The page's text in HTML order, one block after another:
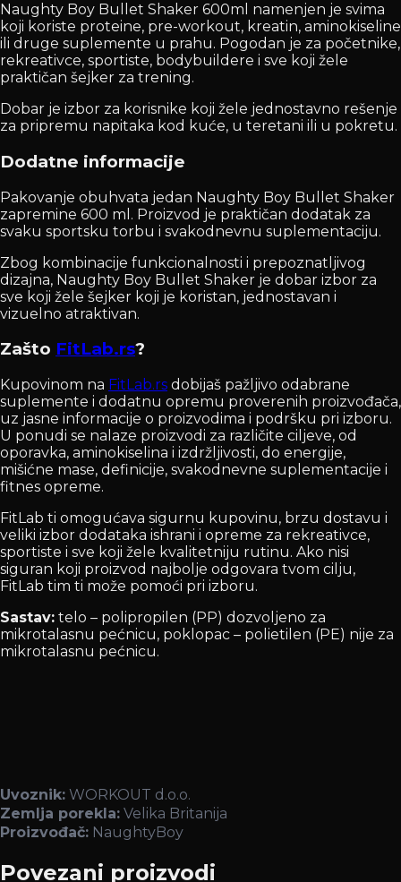
Naughty Boy Bullet Shaker 600ml namenjen je svima
koji koriste proteine, pre-workout, kreatin, aminokiseline
ili druge suplemente u prahu. Pogodan je za početnike,
rekreativce, sportiste, bodybuildere i sve koji žele
praktičan šejker za trening.
Dobar je izbor za korisnike koji žele jednostavno rešenje
za pripremu napitaka kod kuće, u teretani ili u pokretu.
Dodatne informacije
Pakovanje obuhvata jedan Naughty Boy Bullet Shaker
zapremine 600 ml. Proizvod je praktičan dodatak za
svaku sportsku torbu i svakodnevnu suplementaciju.
Zbog kombinacije funkcionalnosti i prepoznatljivog
dizajna, Naughty Boy Bullet Shaker je dobar izbor za
sve koji žele šejker koji je koristan, jednostavan i
vizuelno atraktivan.
Zašto FitLab.rs?
Kupovinom na FitLab.rs dobijaš pažljivo odabrane
suplemente i dodatnu opremu proverenih proizvođača,
uz jasne informacije o proizvodima i podršku pri izboru.
U ponudi se nalaze proizvodi za različite ciljeve, od
oporavka, aminokiselina i izdržljivosti, do energije,
mišićne mase, definicije, svakodnevne suplementacije i
fitnes opreme.
FitLab ti omogućava sigurnu kupovinu, brzu dostavu i
veliki izbor dodataka ishrani i opreme za rekreativce,
sportiste i sve koji žele kvalitetniju rutinu. Ako nisi
siguran koji proizvod najbolje odgovara tvom cilju,
FitLab tim ti može pomoći pri izboru.
Sastav: telo – polipropilen (PP) dozvoljeno za
mikrotalasnu pećnicu, poklopac – polietilen (PE) nije za
mikrotalasnu pećnicu.
Uvoznik: WORKOUT d.o.o.
Zemlja porekla: Velika Britanija
Proizvođač: NaughtyBoy
Povezani proizvodi